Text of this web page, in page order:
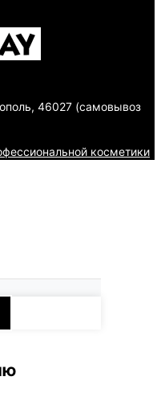
46027 (самовывоз
косметики